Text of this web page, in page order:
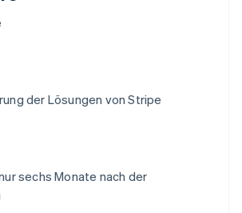
der Lösungen von Stripe
sechs Monate nach der